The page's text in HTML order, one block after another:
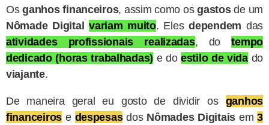
Osganhos financeiros, assim como osgastosde um
Nômade Digitalvariam muito. Elesdependem das
atividades profissionais realizadas, dotempo
dedicado (horas trabalhadas) e doestilo de vidado
viajante.
De maneira geral eu gosto de dividir os ganhos
financeiros e despesasdos Nômades Digitais em 3